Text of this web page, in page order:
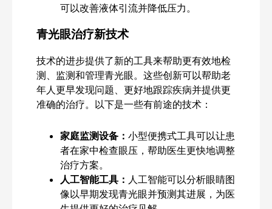
可以改善液体引流并降低压力。
青光眼治疗新技术
技术的进步提供了新的工具来帮助更有效地检
测、监测和管理青光眼。这些创新可以帮助老
年人更早发现问题、更好地跟踪疾病并提供更
准确的治疗。以下是一些有前途的技术：
家庭监测设备： 小型便携式工具可以让患
者在家中检查眼压，帮助医生更快地调整
治疗方案。
人工智能工具： 人工智能可以分析眼睛图
像以早期发现青光眼并预测其进展，为医